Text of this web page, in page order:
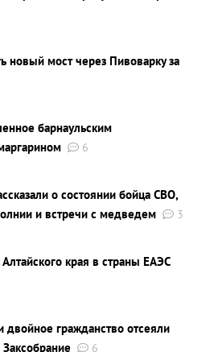
новый мост через Пивоварку за
барнаульским
6
о состоянии бойца СВО,
и встречи с медведем
3
края в страны ЕАЭС
двойное гражданство отсеяли
6